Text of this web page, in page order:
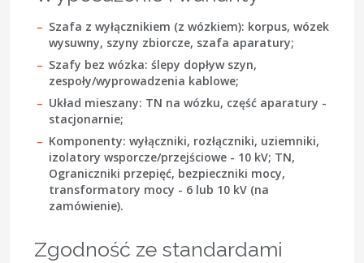
Szafa z wyłącznikiem (z wózkiem): korpus, wózek
wysuwny, szyny zbiorcze, szafa aparatury;
Szafy bez wózka: ślepy dopływ szyn,
zespoły/wyprowadzenia kablowe;
Układ mieszany: TN na wózku, część aparatury -
stacjonarnie;
Komponenty: wyłączniki, rozłączniki, uziemniki,
izolatory wsporcze/przejściowe - 10 kV; TN,
Ograniczniki przepięć, bezpieczniki mocy,
transformatory mocy - 6 lub 10 kV (na
zamówienie).
Zgodność ze standardami